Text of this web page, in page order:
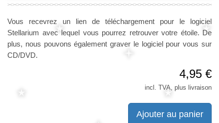
Vous recevrez un lien de téléchargement pour le logiciel
Stellarium avec lequel vous pourrez retrouver votre étoile. De
plus, nous pouvons également graver le logiciel pour vous sur
CD/DVD.
4,95 €
incl. TVA, plus livraison
Ajouter au panier